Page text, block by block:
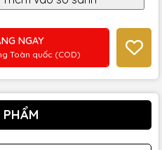
NGAY
Toàn quốc (COD)